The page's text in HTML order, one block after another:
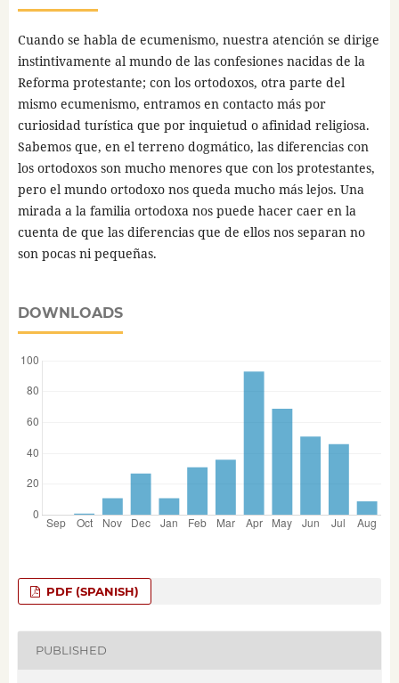
Cuando se habla de ecumenismo, nuestra atención se dirige
instintivamente al mundo de las confesiones nacidas de la
Reforma protestante; con los ortodoxos, otra parte del
mismo ecumenismo, entramos en contacto más por
curiosidad turística que por inquietud o afinidad religiosa.
Sabemos que, en el terreno dogmático, las diferencias con
los ortodoxos son mucho menores que con los protestantes,
pero el mundo ortodoxo nos queda mucho más lejos. Una
mirada a la familia ortodoxa nos puede hacer caer en la
cuenta de que las diferencias que de ellos nos separan no
son pocas ni pequeñas.
DOWNLOADS
PDF (SPANISH)
PUBLISHED